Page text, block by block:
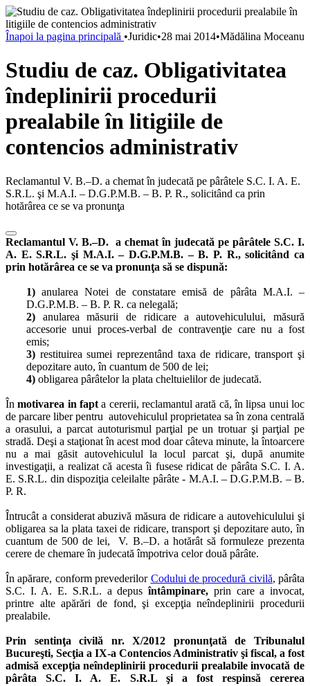
Înapoi la pagina principală •Juridic•28 mai 2014•Mădălina Moceanu
Studiu de caz. Obligativitatea
îndeplinirii procedurii
prealabile în litigiile de
contencios administrativ
Reclamantul V. B.–D. a chemat în judecată pe pârâtele S.C. I. A. E.
S.R.L. şi M.A.I. – D.G.P.M.B. – B. P. R., solicitând ca prin
hotărârea ce se va pronunţa
Reclamantul V. B.–D. a chemat în judecată pe pârâtele S.C. I.
A. E. S.R.L. şi M.A.I. – D.G.P.M.B. – B. P. R., solicitând ca
prin hotărârea ce se va pronunţa să se dispună:
1) anularea Notei de constatare emisă de pârâta M.A.I. –
D.G.P.M.B. – B. P. R. ca nelegală;
2) anularea măsurii de ridicare a autovehiculului, măsură
accesorie unui proces-verbal de contravenţie care nu a fost
emis;
3) restituirea sumei reprezentând taxa de ridicare, transport şi
depozitare auto, în cuantum de 500 de lei;
4) obligarea pârâtelor la plata cheltuielilor de judecată.
Înmotivarea in fapt a cererii, reclamantul arată că, în lipsa unui loc
de parcare liber pentru autovehiculul proprietatea sa în zona centrală
a orasului, a parcat autoturismul parţial pe un trotuar şi parţial pe
stradă. Deşi a staţionat în acest mod doar câteva minute, la întoarcere
nu a mai găsit autovehiculul la locul parcat şi, după anumite
investigaţii, a realizat că acesta îi fusese ridicat de pârâta S.C. I. A.
E. S.R.L. din dispoziţia celeilalte pârâte - M.A.I. – D.G.P.M.B. – B.
P. R.
Întrucât a considerat abuzivă măsura de ridicare a autovehiculului şi
obligarea sa la plata taxei de ridicare, transport şi depozitare auto, în
cuantum de 500 de lei, V. B.–D. a hotărât să formuleze prezenta
cerere de chemare în judecată împotriva celor două pârâte.
În apărare, conform prevederilor Codului de procedură civilă, pârâta
S.C. I. A. E. S.R.L. a depusîntâmpinare, prin care a invocat,
printre alte apărări de fond, şi excepţia neîndeplinirii procedurii
prealabile.
Prin sentinţa civilă nr. X/2012 pronunţată de Tribunalul
Bucureşti, Secţia a IX-a Contencios Administrativ şi fiscal, a fost
admisă excepţia neîndeplinirii procedurii prealabile invocată de
pârâta S.C. I. A. E. S.R.L şi a fost respinsă cererea